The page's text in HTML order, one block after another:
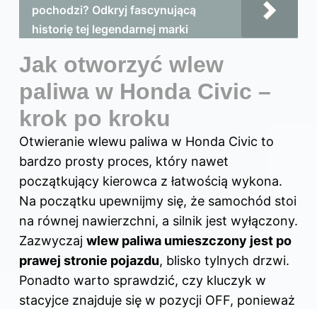
pochodzi? Odkryj fascynującą
historię tej legendarnej marki
Jak otworzyć wlew
paliwa w Honda Civic –
krok po kroku
Otwieranie wlewu paliwa w Honda Civic to
bardzo prosty proces, który nawet
początkujący kierowca z łatwością wykona.
Na początku upewnijmy się, że samochód stoi
na równej nawierzchni, a silnik jest wyłączony.
Zazwyczaj wlew paliwa umieszczony jest po
prawej stronie pojazdu, blisko tylnych drzwi.
Ponadto warto sprawdzić, czy kluczyk w
stacyjce znajduje się w pozycji OFF, ponieważ